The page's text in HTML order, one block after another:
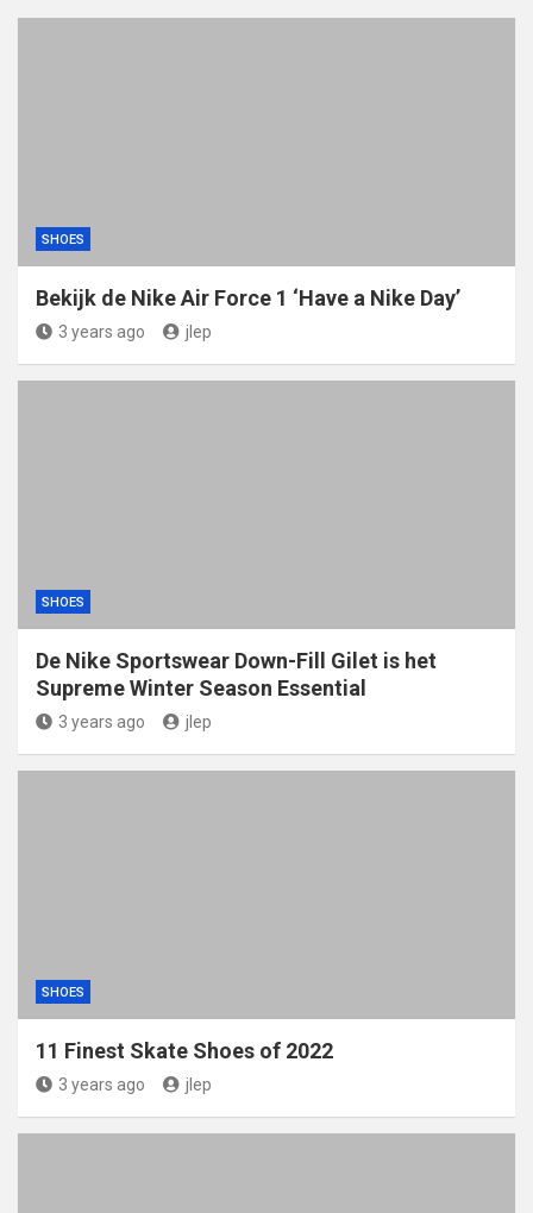
SHOES
Bekijk de Nike Air Force 1 ‘Have a Nike Day’
3 years ago jlep
SHOES
De Nike Sportswear Down-Fill Gilet is het
Supreme Winter Season Essential
3 years ago jlep
SHOES
11 Finest Skate Shoes of 2022
3 years ago jlep